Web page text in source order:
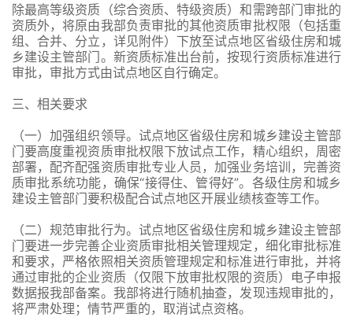
除最高等级资质（综合资质、特级资质）和需跨部门审批的
资质外，将原由我部负责审批的其他资质审批权限（包括重
组、合并、分立，详见附件）下放至试点地区省级住房和城
乡建设主管部门。新资质标准出台前，按现行资质标准进行
审批，审批方式由试点地区自行确定。
三、相关要求
（一）加强组织领导。试点地区省级住房和城乡建设主管部
门要高度重视资质审批权限下放试点工作，精心组织，周密
部署，配齐配强资质审批专业人员，加强业务培训，完善资
质审批系统功能，确保“接得住、管得好”。各级住房和城乡
建设主管部门要积极配合试点地区开展业绩核查等工作。
（二）规范审批行为。试点地区省级住房和城乡建设主管部
门要进一步完善企业资质审批相关管理规定，细化审批标准
和要求，严格依照相关资质管理规定和标准进行审批，并将
通过审批的企业资质（仅限下放审批权限的资质）电子申报
数据报我部备案。我部将进行随机抽查，发现违规审批的，
将严肃处理；情节严重的，取消试点资格。